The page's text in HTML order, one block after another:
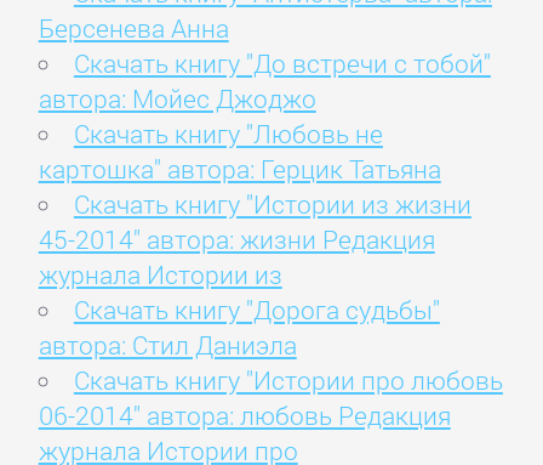
Берсенева Анна
Скачать книгу "До встречи с тобой"
автора: Мойес Джоджо
Скачать книгу "Любовь не
картошка" автора: Герцик Татьяна
Скачать книгу "Истории из жизни
45-2014" автора: жизни Редакция
журнала Истории из
Скачать книгу "Дорога судьбы"
автора: Стил Даниэла
Скачать книгу "Истории про любовь
06-2014" автора: любовь Редакция
журнала Истории про